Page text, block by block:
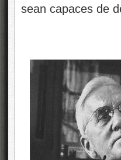
sean capaces de